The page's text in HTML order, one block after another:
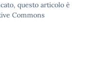
questo articolo è
Commons